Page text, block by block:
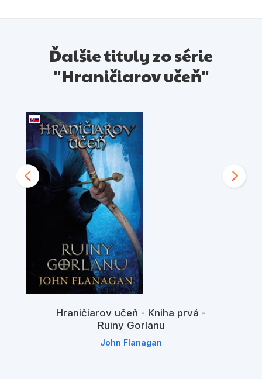
Ďalšie tituly zo série
"Hraničiarov učeň"
Hraničiarov učeň - Kniha prvá -
Ruiny Gorlanu
John Flanagan